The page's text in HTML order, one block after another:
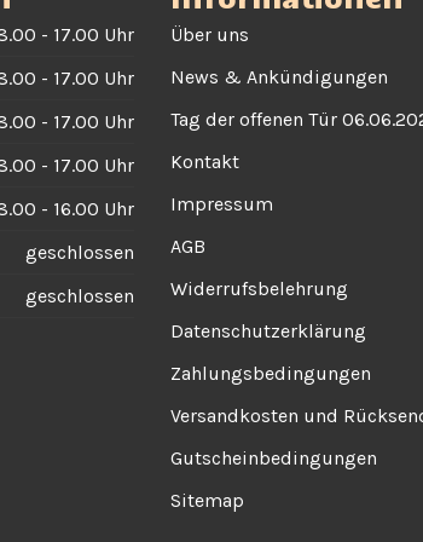
- 17.00 Uhr
- 17.00 Uhr
- 17.00 Uhr
- 17.00 Uhr
- 16.00 Uhr
geschlossen
geschlossen
Über uns
News & Ankündigungen
Tag der offenen Tür
Kontakt
Impressum
AGB
Widerrufsbelehrung
Datenschutzerklärung
Zahlungsbedingungen
Versandkosten und
Gutscheinbedingungen
Sitemap